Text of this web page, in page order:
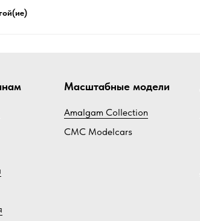
Масштабные модели
Amalgam Collection
CMC Modelcars